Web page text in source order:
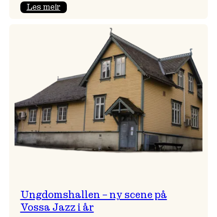
Les meir:
opningskonsert!
Ungdomshallen – ny scene på
Vossa Jazz i år